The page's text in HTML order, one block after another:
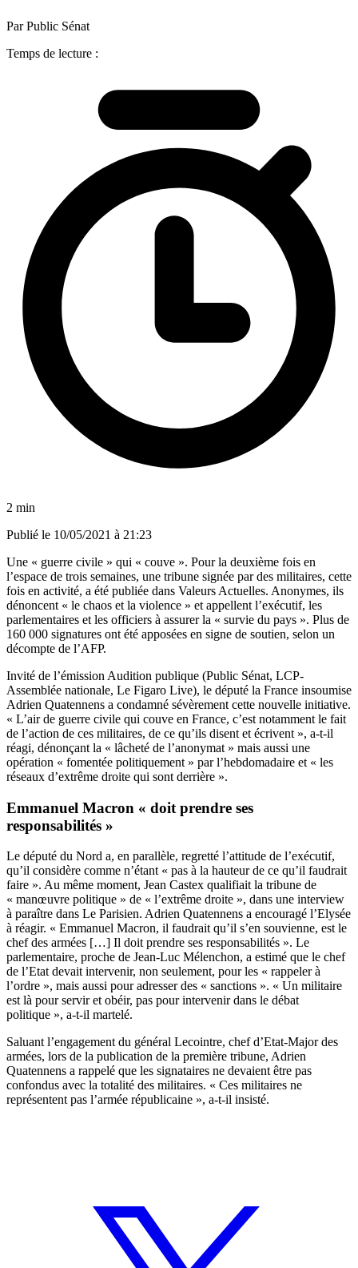
Par Public Sénat
Temps de lecture :
2 min
Publié le 10/05/2021 à 21:23
Une « guerre civile » qui « couve ». Pour la deuxième fois en
l’espace de trois semaines, une tribune signée par des militaires, cette
fois en activité, a été publiée dans Valeurs Actuelles. Anonymes, ils
dénoncent « le chaos et la violence » et appellent l’exécutif, les
parlementaires et les officiers à assurer la « survie du pays ». Plus de
160 000 signatures ont été apposées en signe de soutien, selon un
décompte de l’AFP.
Invité de l’émission Audition publique (Public Sénat, LCP-
Assemblée nationale, Le Figaro Live), le député la France insoumise
Adrien Quatennens a condamné sévèrement cette nouvelle initiative.
« L’air de guerre civile qui couve en France, c’est notamment le fait
de l’action de ces militaires, de ce qu’ils disent et écrivent », a-t-il
réagi, dénonçant la « lâcheté de l’anonymat » mais aussi une
opération « fomentée politiquement » par l’hebdomadaire et « les
réseaux d’extrême droite qui sont derrière ».
Emmanuel Macron « doit prendre ses
responsabilités »
Le député du Nord a, en parallèle, regretté l’attitude de l’exécutif,
qu’il considère comme n’étant « pas à la hauteur de ce qu’il faudrait
faire ». Au même moment, Jean Castex qualifiait la tribune de
« manœuvre politique » de « l’extrême droite », dans une interview
à paraître dans Le Parisien. Adrien Quatennens a encouragé l’Elysée
à réagir. « Emmanuel Macron, il faudrait qu’il s’en souvienne, est le
chef des armées […] Il doit prendre ses responsabilités ». Le
parlementaire, proche de Jean-Luc Mélenchon, a estimé que le chef
de l’Etat devait intervenir, non seulement, pour les « rappeler à
l’ordre », mais aussi pour adresser des « sanctions ». « Un militaire
est là pour servir et obéir, pas pour intervenir dans le débat
politique », a-t-il martelé.
Saluant l’engagement du général Lecointre, chef d’Etat-Major des
armées, lors de la publication de la première tribune, Adrien
Quatennens a rappelé que les signataires ne devaient être pas
confondus avec la totalité des militaires. « Ces militaires ne
représentent pas l’armée républicaine », a-t-il insisté.